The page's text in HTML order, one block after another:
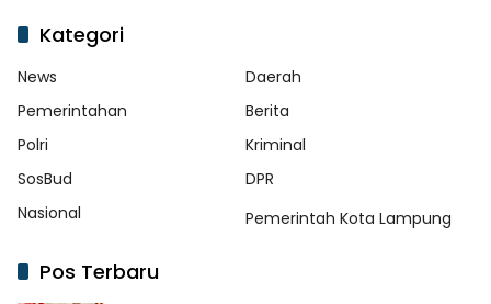
Kategori
News
Daerah
Pemerintahan
Berita
Polri
Kriminal
SosBud
DPR
Nasional
Pemerintah Kota Lampung
Pos Terbaru